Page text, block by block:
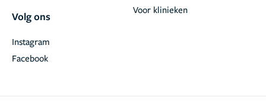
Volg ons
Facebook
Instagram
Voor klinieken